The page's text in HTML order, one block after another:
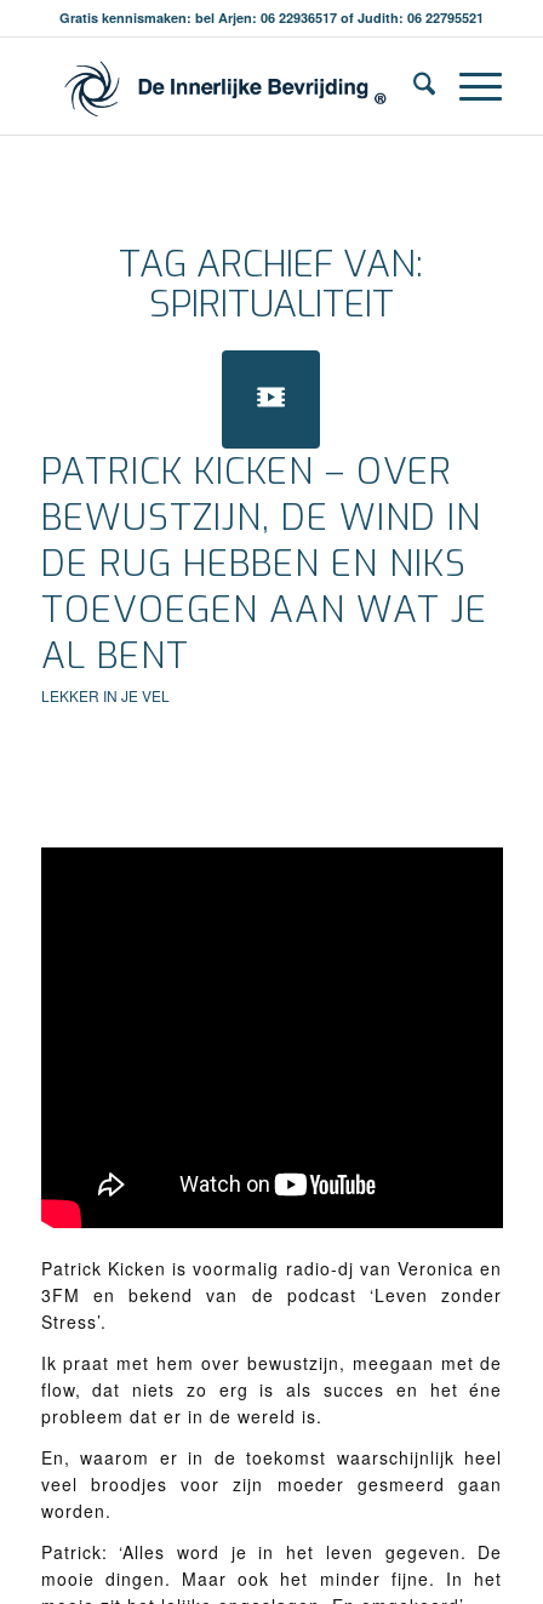
Gratis kennismaken: bel Arjen: 06 22936517 of Judith: 06 22795521
TAG ARCHIEF VAN:
SPIRITUALITEIT
PATRICK KICKEN – OVER
BEWUSTZIJN, DE WIND IN
DE RUG HEBBEN EN NIKS
TOEVOEGEN AAN WAT JE
AL BENT
LEKKER IN JE VEL
Patrick Kicken is voormalig radio-dj van Veronica en
3FM en bekend van de podcast ‘Leven zonder
Stress’.
Ik praat met hem over bewustzijn, meegaan met de
flow, dat niets zo erg is als succes en het éne
probleem dat er in de wereld is.
En, waarom er in de toekomst waarschijnlijk heel
veel broodjes voor zijn moeder gesmeerd gaan
worden.
Patrick: ‘Alles word je in het leven gegeven. De
mooie dingen. Maar ook het minder fijne. In het